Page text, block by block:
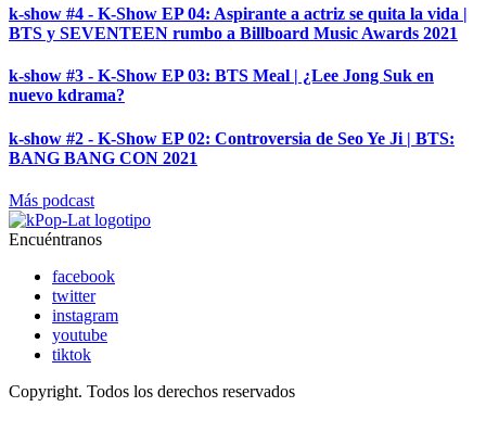
k-show #4 - K-Show EP 04: Aspirante a actriz se quita la vida |
BTS y SEVENTEEN rumbo a Billboard Music Awards 2021
k-show #3 - K-Show EP 03: BTS Meal | ¿Lee Jong Suk en
nuevo kdrama?
k-show #2 - K-Show EP 02: Controversia de Seo Ye Ji | BTS:
BANG BANG CON 2021
Más podcast
Encuéntranos
facebook
twitter
instagram
youtube
tiktok
Copyright. Todos los derechos reservados